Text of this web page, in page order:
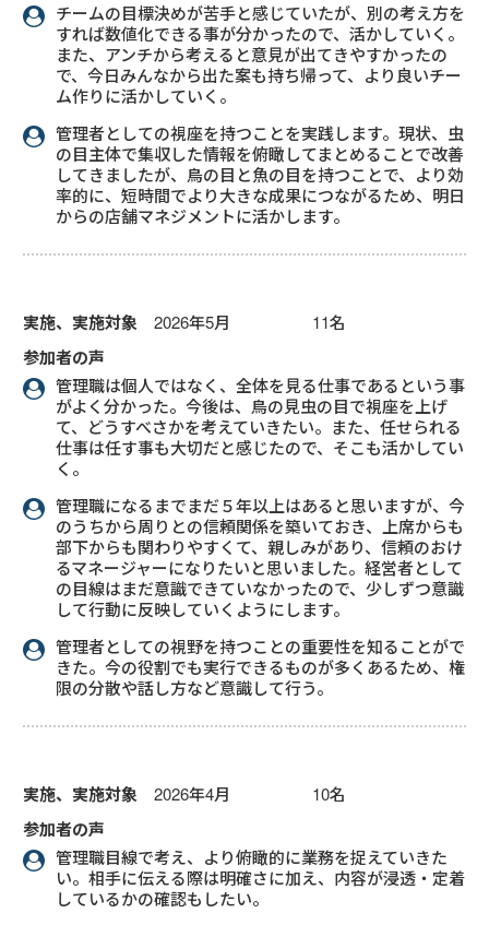
チームの目標決めが苦手と感じていたが、別の考え方を
すれば数値化できる事が分かったので、活かしていく。
また、アンチから考えると意見が出てきやすかったの
で、今日みんなから出た案も持ち帰って、より良いチー
ム作りに活かしていく。
管理者としての視座を持つことを実践します。現状、虫
の目主体で集収した情報を俯瞰してまとめることで改善
してきましたが、鳥の目と魚の目を持つことで、より効
率的に、短時間でより大きな成果につながるため、明日
からの店舗マネジメントに活かします。
実施、実施対象 2026年5月 11名
参加者の声
管理職は個人ではなく、全体を見る仕事であるという事
がよく分かった。今後は、鳥の見虫の目で視座を上げ
て、どうすべさかを考えていきたい。また、任せられる
仕事は任す事も大切だと感じたので、そこも活かしてい
く。
管理職になるまでまだ５年以上はあると思いますが、今
のうちから周りとの信頼関係を築いておき、上席からも
部下からも関わりやすくて、親しみがあり、信頼のおけ
るマネージャーになりたいと思いました。経営者として
の目線はまだ意識できていなかったので、少しずつ意識
して行動に反映していくようにします。
管理者としての視野を持つことの重要性を知ることがで
きた。今の役割でも実行できるものが多くあるため、権
限の分散や話し方など意識して行う。
実施、実施対象 2026年4月 10名
参加者の声
管理職目線で考え、より俯瞰的に業務を捉えていきた
い。相手に伝える際は明確さに加え、内容が浸透・定着
しているかの確認もしたい。